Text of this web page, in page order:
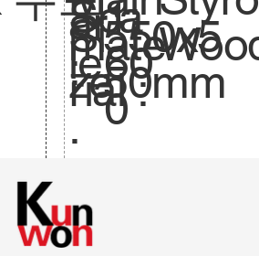
ar
:
mate
rial :
Sca
le.
Si
ze
.
1:
60
0
550x5
50mm